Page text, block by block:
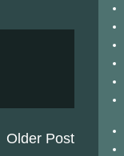
Older Post